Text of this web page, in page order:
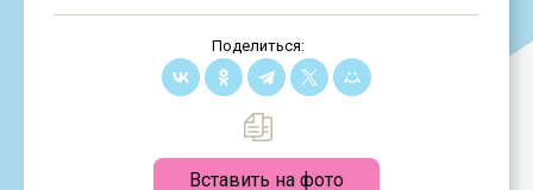
Поделиться:
Вставить на фото